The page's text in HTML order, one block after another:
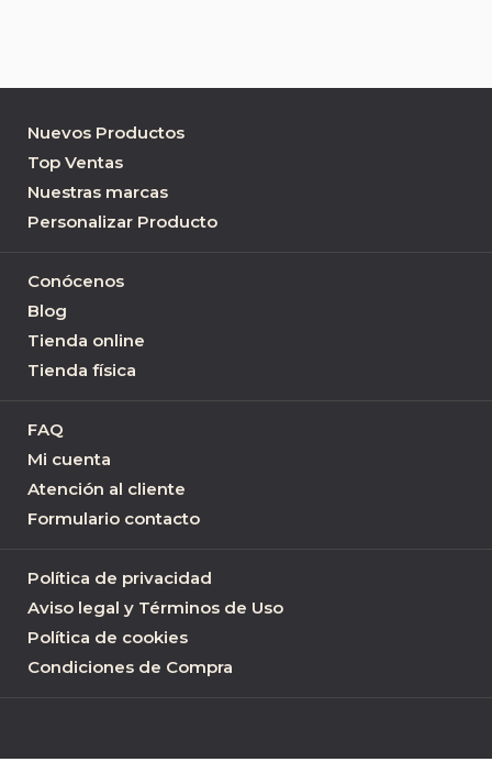
Nuevos Productos
Top Ventas
Nuestras marcas
Personalizar Producto
Conócenos
Blog
Tienda online
Tienda física
FAQ
Mi cuenta
Atención al cliente
Formulario contacto
Política de privacidad
Aviso legal y Términos de Uso
Política de cookies
Condiciones de Compra